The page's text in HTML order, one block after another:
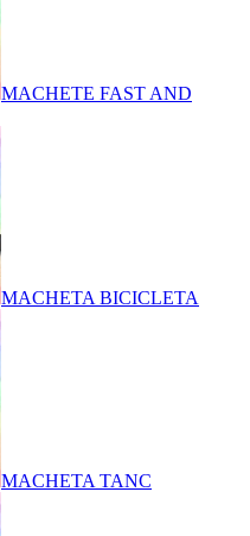
MACHETE FAST AND
MACHETA BICICLETA
MACHETA TANC